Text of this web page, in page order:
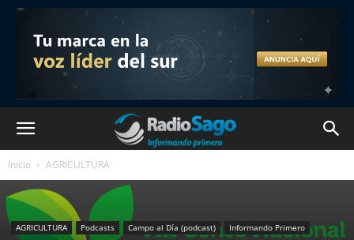
Inicio AGRICULTURA
AGRICULTURA Podcasts Campo al Día (podcast) Informando Primero